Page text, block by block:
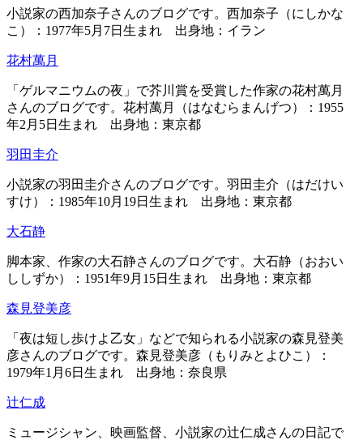
小説家の西加奈子さんのブログです。西加奈子（にしかな
こ）：1977年5月7日生まれ 出身地：イラン
花村萬月
「ゲルマニウムの夜」で芥川賞を受賞した作家の花村萬月
さんのブログです。花村萬月（はなむらまんげつ）：1955
年2月5日生まれ 出身地：東京都
羽田圭介
小説家の羽田圭介さんのブログです。羽田圭介（はだけい
すけ）：1985年10月19日生まれ 出身地：東京都
大石静
脚本家、作家の大石静さんのブログです。大石静（おおい
ししずか）：1951年9月15日生まれ 出身地：東京都
森見登美彦
「夜は短し歩けよ乙女」などで知られる小説家の森見登美
彦さんのブログです。森見登美彦（もりみとよひこ）：
1979年1月6日生まれ 出身地：奈良県
辻仁成
ミュージシャン、映画監督、小説家の辻仁成さんの日記で